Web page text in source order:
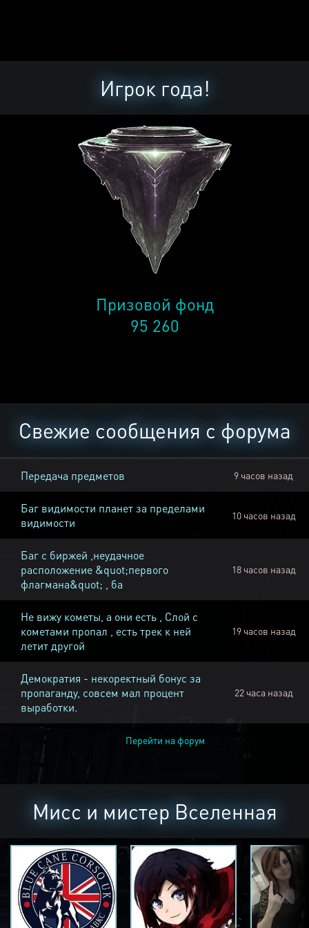
Игрок года!
Призовой фонд
95 260
Свежие сообщения с форума
Передача предметов 9 часов назад
Баг видимости планет за пределами
видимости
10 часов назад
Баг с биржей ,неудачное
расположение &quot;первого
флагмана&quot; , ба
18 часов назад
Не вижу кометы, а они есть , Слой с
кометами пропал , есть трек к ней
летит другой
19 часов назад
Демократия - некоректный бонус за
пропаганду, совсем мал процент
выработки.
22 часа назад
Перейти на форум
Мисс и мистер Вселенная